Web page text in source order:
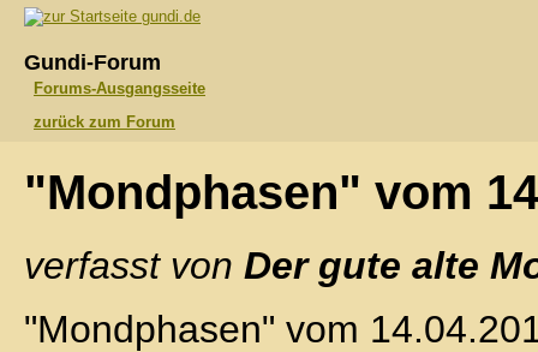
gundi.de
Gundi-Forum
Forums-Ausgangsseite
zurück zum Forum
"Mondphasen" vom
verfasst von Der gute alte
"Mondphasen" vom